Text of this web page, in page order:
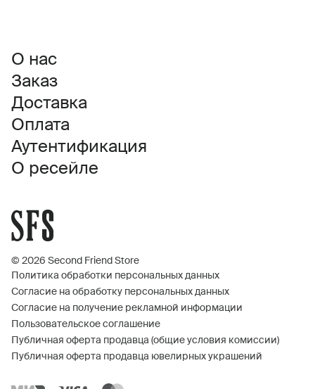
О нас
Заказ
Доставка
Оплата
Аутентификация
О ресейле
© 2026 Second Friend Store
Политика обработки персональных данных
Согласие на обработку персональных данных
Согласие на получение рекламной информации
Пользовательское соглашение
Публичная оферта продавца (общие условия комиссии)
Публичная оферта продавца ювелирных украшений